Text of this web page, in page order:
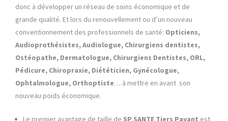
donc à développer un réseau de soins économique et de
grande qualité. Et lors du renouvellement ou d’un nouveau
conventionnement des professionnels de santé: Opticiens,
Audioprothésistes, Audiologue, Chirurgiens dentistes,
Ostéopathe, Dermatologue, Chirurgiens Dentistes, ORL,
Pédicure, Chiropraxie, Diététicien, Gynécologue,
Ophtalmologue, Orthoptiste… à mettre en avant son
nouveau poids économique.
Le premier avantage de taille de SP SANTE Tiers Payant est